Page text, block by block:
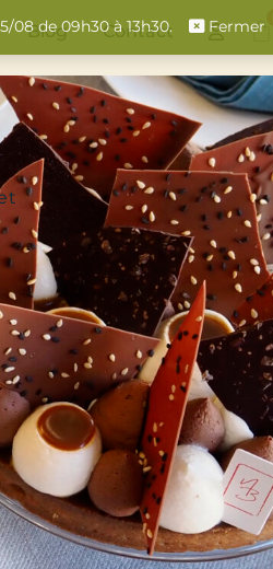
Blog Contact
08 de 09h30 à 13h30. Fermer